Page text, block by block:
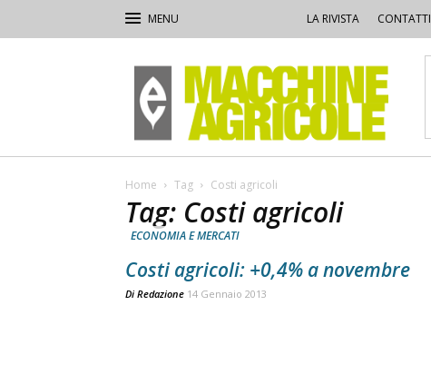
LA RIVISTA CONTATTI
Macchine
Agricole
Home Tag Costi agricoli
Tag: Costi agricoli
ECONOMIA E MERCATI
Costi agricoli: +0,4% a novembre
Di Redazione 14 Gennaio 2013